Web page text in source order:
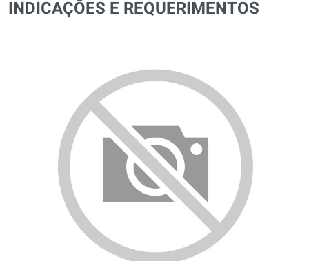
INDICAÇÕES E REQUERIMENTOS